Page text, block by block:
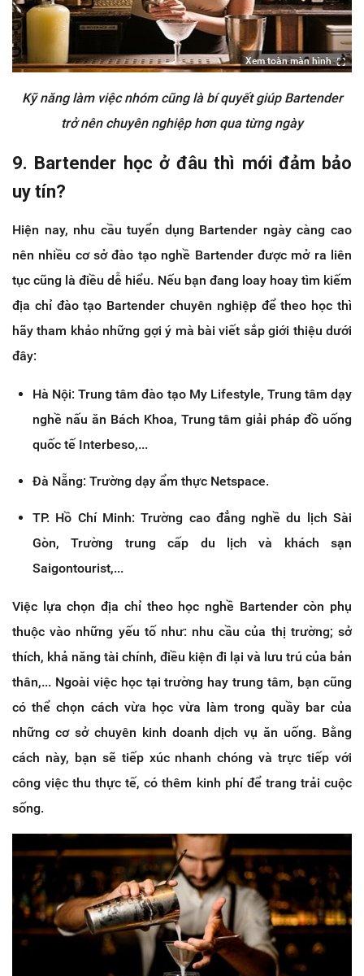
Xem toàn màn hình
Kỹ năng làm việc nhóm cũng là bí quyết giúp Bartender
trở nên chuyên nghiệp hơn qua từng ngày
9. Bartender học ở đâu thì mới đảm bảo
uy tín?
Hiện nay, nhu cầu tuyển dụng Bartender ngày càng cao
nên nhiều cơ sở đào tạo nghề Bartender được mở ra liên
tục cũng là điều dễ hiểu. Nếu bạn đang loay hoay tìm kiếm
địa chỉ đào tạo Bartender chuyên nghiệp để theo học thì
hãy tham khảo những gợi ý mà bài viết sắp giới thiệu dưới
đây:
Hà Nội: Trung tâm đào tạo My Lifestyle, Trung tâm dạy
nghề nấu ăn Bách Khoa, Trung tâm giải pháp đồ uống
quốc tế Interbeso,...
Đà Nẵng: Trường dạy ẩm thực Netspace.
TP. Hồ Chí Minh: Trường cao đẳng nghề du lịch Sài
Gòn, Trường trung cấp du lịch và khách sạn
Saigontourist,...
Việc lựa chọn địa chỉ theo học nghề Bartender còn phụ
thuộc vào những yếu tố như: nhu cầu của thị trường; sở
thích, khả năng tài chính, điều kiện đi lại và lưu trú của bản
thân,... Ngoài việc học tại trường hay trung tâm, bạn cũng
có thể chọn cách vừa học vừa làm trong quầy bar của
những cơ sở chuyên kinh doanh dịch vụ ăn uống. Bằng
cách này, bạn sẽ tiếp xúc nhanh chóng và trực tiếp với
công việc thu thực tế, có thêm kinh phí để trang trải cuộc
sống.